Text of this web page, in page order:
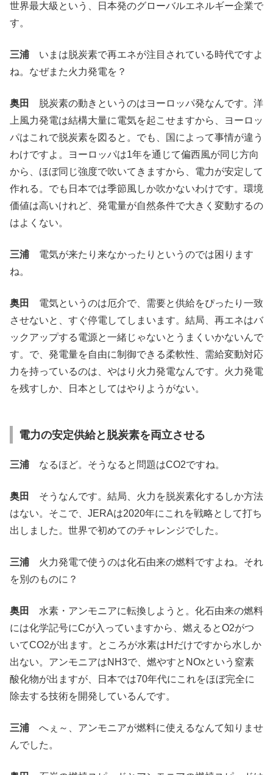
世界最大級という、日本発のグローバルエネルギー企業で
す。
三浦 いまは脱炭素で再エネが注目されている時代ですよ
ね。なぜまた火力発電を？
奥田
脱炭素の動きというのはヨーロッパ発なんです。洋
上風力発電は結構大量に電気を起こせますから、ヨーロッ
パはこれで脱炭素を図ると。でも、国によって事情が違う
わけですよ。ヨーロッパは1年を通じて偏西風が同じ方向
から、ほぼ同じ強度で吹いてきますから、電力が安定して
作れる。でも日本では季節風しか吹かないわけです。環境
価値は高いけれど、発電量が自然条件で大きく変動するの
はよくない。
三浦 電気が来たり来なかったりというのでは困ります
ね。
奥田
電気というのは厄介で、需要と供給をぴったり一致
させないと、すぐ停電してしまいます。結局、再エネはバ
ックアップする電源と一緒じゃないとうまくいかないんで
す。で、発電量を自由に制御できる柔軟性、需給変動対応
力を持っているのは、やはり火力発電なんです。火力発電
を残すしか、日本としてはやりようがない。
電力の安定供給と脱炭素を両立させる
三浦 なるほど。そうなると問題はCO2ですね。
奥田
そうなんです。結局、火力を脱炭素化するしか方法
はない。そこで、JERAは2020年にこれを戦略として打ち
出しました。世界で初めてのチャレンジでした。
三浦 火力発電で使うのは化石由来の燃料ですよね。それ
を別のものに？
奥田
水素・アンモニアに転換しようと。化石由来の燃料
には化学記号にCが入っていますから、燃えるとO2がつ
いてCO2が出ます。ところが水素はHだけですから水しか
出ない。アンモニアはNH3で、燃やすとNOxという窒素
酸化物が出ますが、日本では70年代にこれをほぼ完全に
除去する技術を開発しているんです。
三浦 へぇ～、アンモニアが燃料に使えるなんて知りませ
んでした。